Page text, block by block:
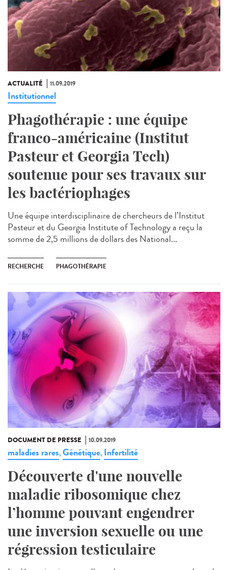
ACTUALITÉ 11.09.2019
Institutionnel
Phagothérapie : une équipe
franco-américaine (Institut
Pasteur et Georgia Tech)
soutenue pour ses travaux sur
les bactériophages
Une équipe interdisciplinaire de chercheurs de l’Institut
Pasteur et du Georgia Institute of Technology a reçu la
somme de 2,5 millions de dollars des National...
RECHERCHE PHAGOTHÉRAPIE
DOCUMENT DE PRESSE 10.09.2019
maladies rares,Génétique, Infertilité
Découverte d'une nouvelle
maladie ribosomique chez
l’homme pouvant engendrer
une inversion sexuelle ou une
régression testiculaire